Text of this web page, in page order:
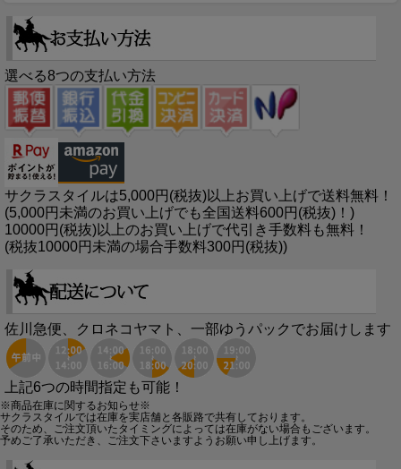
選べる8つの支払い方法
サクラスタイルは5,000円(税抜)以上お買い上げで送料無料！
(5,000円未満のお買い上げでも全国送料600円(税抜)！)
10000円(税抜)以上のお買い上げで代引き手数料も無料！
(税抜10000円未満の場合手数料300円(税抜))
佐川急便、クロネコヤマト、一部ゆうパックでお届けします
上記6つの時間指定も可能！
※商品在庫に関するお知らせ※
サクラスタイルでは在庫を実店舗と各販路で共有しております。
そのため、ご注文頂いたタイミングによっては在庫がない場合もございます。
予めご了承いただき、ご注文下さいますようお願い申し上げます。